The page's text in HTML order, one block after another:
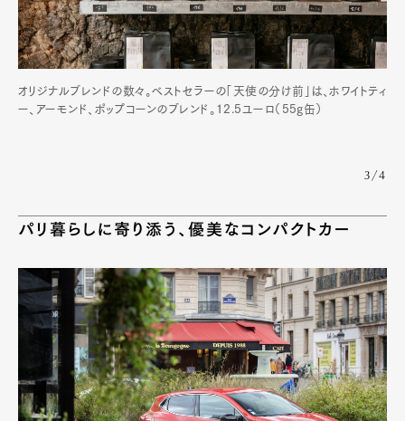
オリジナルブレンドの数々。ベストセラーの「天使の分け前」は、ホワイトティ
ー、アーモンド、ポップコーンのブレンド。12.5ユーロ（55g缶）
3/4
パリ暮らしに寄り添う、優美なコンパクトカー